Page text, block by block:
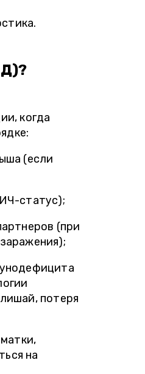
с
когда
(если
статус);
(при
потеря
на